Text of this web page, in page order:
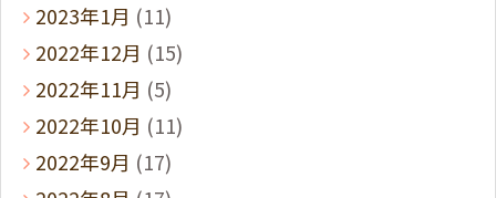
2023年1月 (11)
2022年12月 (15)
2022年11月 (5)
2022年10月 (11)
2022年9月 (17)